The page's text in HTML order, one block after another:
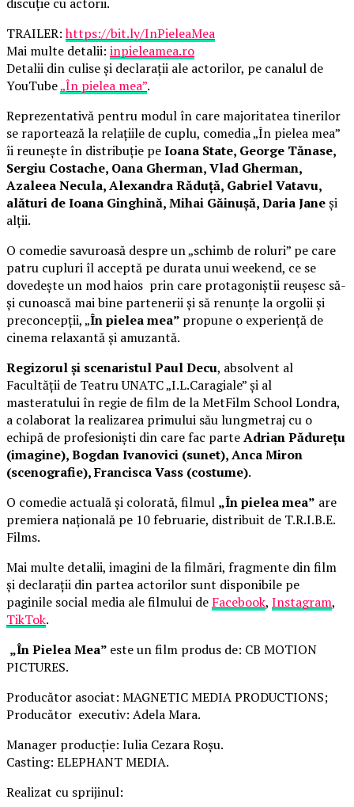
TRAILER:https://bit.ly/InPieleaMea
Mai multe detalii: inpieleamea.ro
Detalii din culise și declarații ale actorilor, pe canalul de
YouTube„În pielea mea”.
Reprezentativă pentru modul în care majoritatea tinerilor
se raportează la relațiile de cuplu, comedia „În pielea mea”
îi reunește în distribuție peIoana State, George Tănase,
Sergiu Costache, Oana Gherman, Vlad Gherman,
Azaleea Necula, Alexandra Răduță, Gabriel Vatavu,
alături de Ioana Ginghină, Mihai Găinușă, Daria Janeși
alții.
O comedie savuroasă despre un „schimb de roluri” pe care
patru cupluri îl acceptă pe durata unui weekend, ce se
dovedește un mod haios prin care protagoniștii reușesc să-
și cunoască mai bine partenerii și să renunțe la orgolii și
preconcepții, „În pielea mea” propune o experiență de
cinema relaxantă și amuzantă.
Regizorul și scenaristul Paul Decu, absolvent al
Facultății de Teatru UNATC „I.L.Caragiale” și al
masteratului în regie de film de la MetFilm School Londra,
a colaborat la realizarea primului său lungmetraj cu o
echipă de profesioniști din care fac parteAdrian Pădurețu
(imagine), Bogdan Ivanovici (sunet), Anca Miron
(scenografie), Francisca Vass (costume).
O comedie actuală și colorată, filmul „În pielea mea” are
premiera națională pe 10 februarie, distribuit de T.R.I.B.E.
Films.
Mai multe detalii, imagini de la filmări, fragmente din film
și declarații din partea actorilor sunt disponibile pe
paginile social media ale filmului de Facebook, Instagram,
TikTok.
„În Pielea Mea” este un film produs de: CB MOTION
PICTURES.
Producător asociat: MAGNETIC MEDIA PRODUCTIONS;
Producător executiv: Adela Mara.
Manager producție: Iulia Cezara Roșu.
Casting: ELEPHANT MEDIA.
Realizat cu sprijinul: